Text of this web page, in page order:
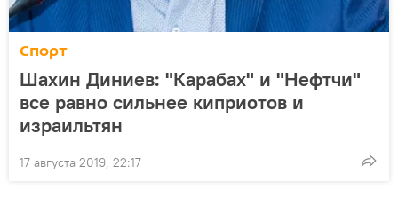
Спорт
Шахин Диниев: "Карабах" и "Нефтчи"
все равно сильнее киприотов и
израильтян
17 августа 2019, 22:17